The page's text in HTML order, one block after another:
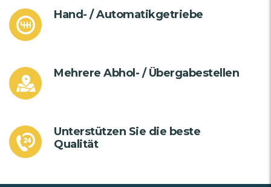
Hand- / Automatikgetriebe
Mehrere Abhol- / Übergabestellen
Unterstützen Sie die beste
Qualität